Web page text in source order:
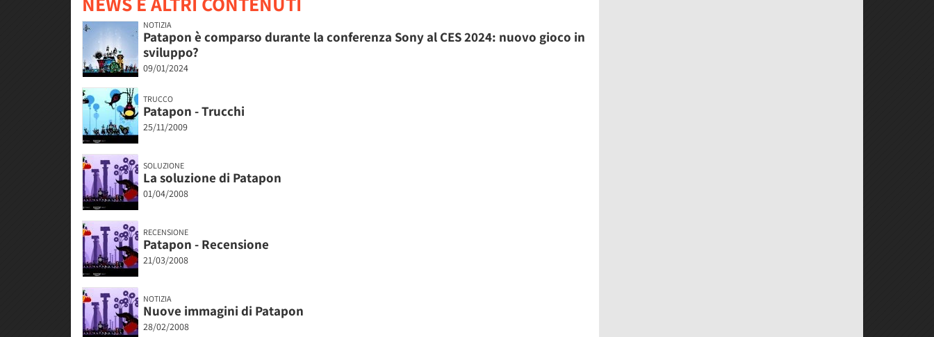
NOTIZIA
Patapon è comparso durante la conferenza Sony al CES 2024: nuovo gioco in
sviluppo?
09/01/2024
TRUCCO
Patapon - Trucchi
25/11/2009
SOLUZIONE
La soluzione di Patapon
01/04/2008
RECENSIONE
Patapon - Recensione
21/03/2008
NOTIZIA
Nuove immagini di Patapon
28/02/2008